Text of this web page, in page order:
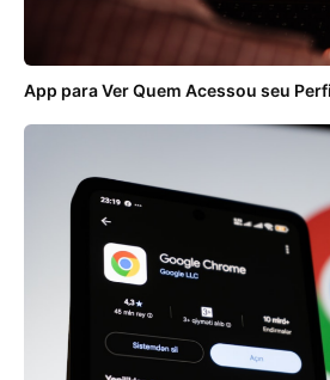
App para Ver Quem Acessou seu